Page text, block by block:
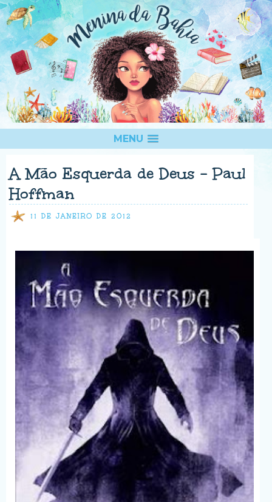
MENU
A Mão Esquerda de Deus - Paul
Hoffman
11 DE JANEIRO DE 2012